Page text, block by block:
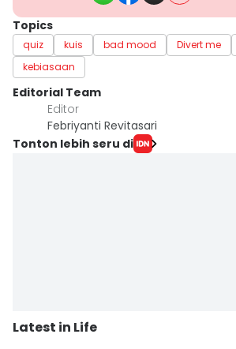
Topics
quiz kuis bad mood Divert me
kebiasaan
Editorial Team
Editor
Febriyanti Revitasari
Tonton lebih seru di
Latest in Life